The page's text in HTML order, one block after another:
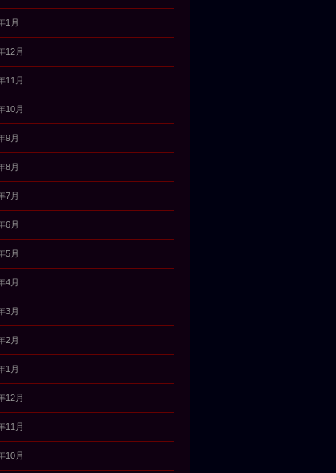
1月
12月
11月
10月
9月
8月
7月
6月
5月
4月
3月
2月
1月
12月
11月
10月